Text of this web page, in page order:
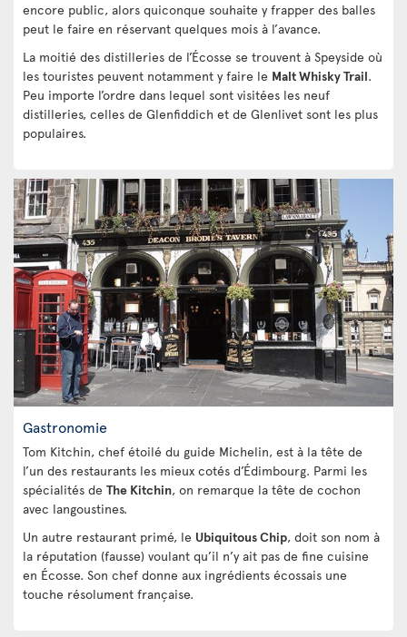
encore public, alors quiconque souhaite y frapper des balles
peut le faire en réservant quelques mois à l’avance.
La moitié des distilleries de l’Écosse se trouvent à Speyside où
les touristes peuvent notamment y faire le Malt Whisky Trail.
Peu importe l’ordre dans lequel sont visitées les neuf
distilleries, celles de Glenfiddich et de Glenlivet sont les plus
populaires.
Gastronomie
Tom Kitchin, chef étoilé du guide Michelin, est à la tête de
l’un des restaurants les mieux cotés d’Édimbourg. Parmi les
spécialités de The Kitchin, on remarque la tête de cochon
avec langoustines.
Un autre restaurant primé, le Ubiquitous Chip, doit son nom à
la réputation (fausse) voulant qu’il n’y ait pas de fine cuisine
en Écosse. Son chef donne aux ingrédients écossais une
touche résolument française.